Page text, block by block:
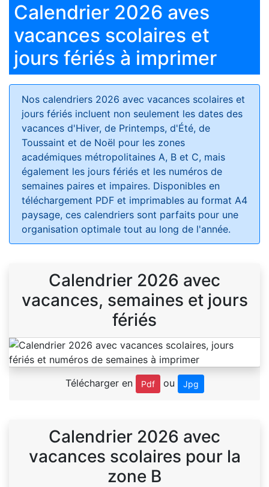
Calendrier 2026 aves
vacances scolaires et
jours fériés à imprimer
Nos calendriers 2026 avec vacances scolaires et
jours fériés incluent non seulement les dates des
vacances d'Hiver, de Printemps, d'Été, de
Toussaint et de Noël pour les zones
académiques métropolitaines A, B et C, mais
également les jours fériés et les numéros de
semaines paires et impaires. Disponibles en
téléchargement PDF et imprimables au format A4
paysage, ces calendriers sont parfaits pour une
organisation optimale tout au long de l'année.
Calendrier 2026 avec
vacances, semaines et jours
fériés
Télécharger en Pdf ou Jpg
Calendrier 2026 avec
vacances scolaires pour la
zone B